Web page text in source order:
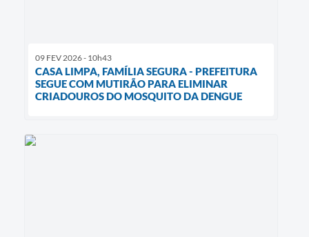
09 FEV 2026 - 10h43
CASA LIMPA, FAMÍLIA SEGURA - PREFEITURA
SEGUE COM MUTIRÃO PARA ELIMINAR
CRIADOUROS DO MOSQUITO DA DENGUE